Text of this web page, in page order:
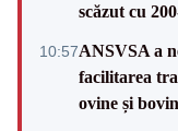
scăzut cu
10:57ANSVSA a
facilitarea
ovine și